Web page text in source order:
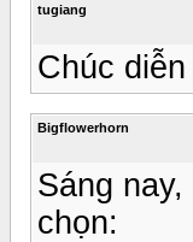
tugiang
Chúc
Bigflowerhorn
Sáng
chọn: